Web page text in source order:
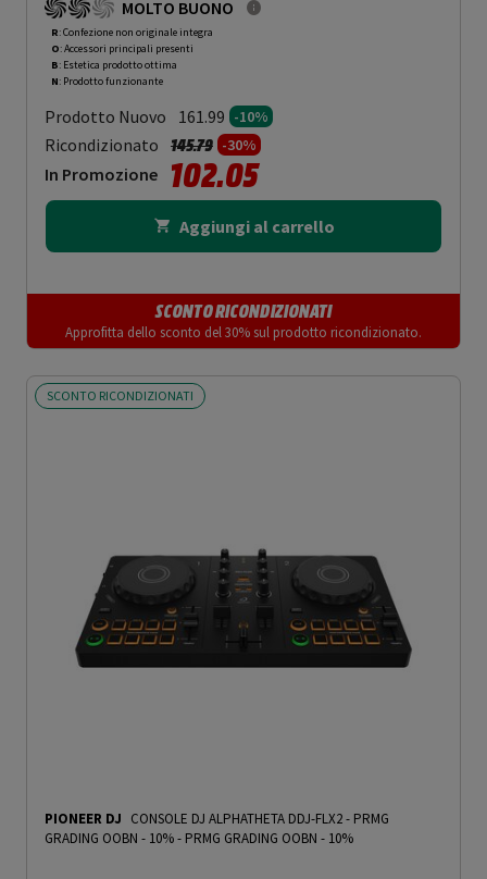
MOLTO BUONO
R: Confezione non originale integra
O: Accessori principali presenti
B: Estetica prodotto ottima
N: Prodotto funzionante
Prodotto Nuovo 161.99 -10%
Ricondizionato Prezzo ridotto da
145.79a-30%
In Promozione 102.05
Aggiungi al carrello
SCONTO RICONDIZIONATI
Approfitta dello sconto del 30% sul prodotto ricondizionato.
SCONTO RICONDIZIONATI
PIONEER DJ CONSOLE DJ ALPHATHETA DDJ-FLX2 - PRMG
GRADING OOBN - 10%- PRMG GRADING OOBN - 10%